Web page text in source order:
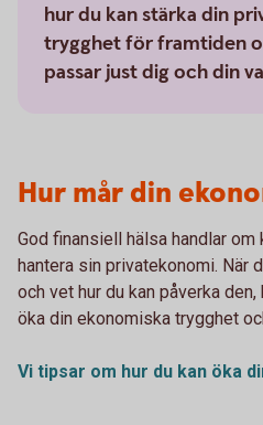
hur du kan stärka din
trygghet för framtiden
passar just dig och din
Hur mår din
God finansiell hälsa handlar
hantera sin privatekonomi. När
och vet hur du kan påverka
öka din ekonomiska trygghet
Vi tipsar om hur du kan öka